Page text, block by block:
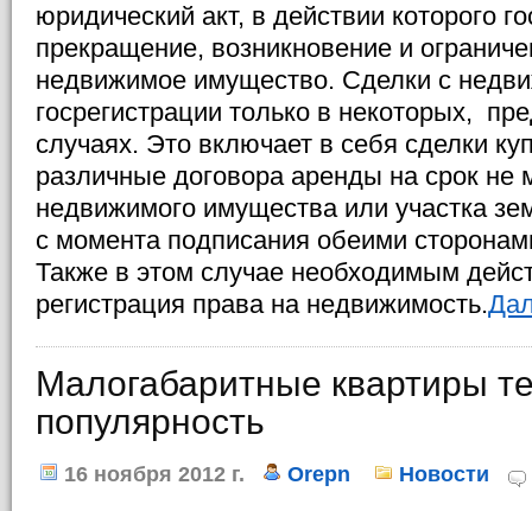
юридический акт, в действии которого
прекращение, возникновение и
недвижимое имущество. Сделки с
госрегистрации только в некоторых,
случаях. Это включает в себя сделки
различные договора аренды на срок не
недвижимого имущества или участка
с момента подписания обеими
Также в этом случае необходимым
регистрация права на недвижимость.
Малогабаритные квартиры
популярность
16 ноября 2012 г. Orepn Новости